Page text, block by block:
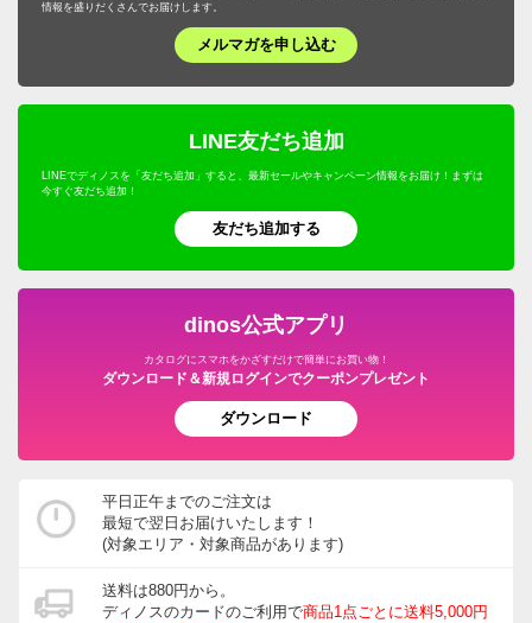
情報を盛りだくさんでお届けします。
メルマガを申し込む
LINE友だち追加
LINEでディノスを「友だち追加」すると、最新セールやキャンペーン情報をお届け！まずは
今すぐ友だち追加！
友だち追加する
dinos公式アプリ
カタログにスマホをかざすだけで簡単にお買い物！
ダウンロード＆新規ログインでクーポンプレゼント
ダウンロード
平日正午までのご注文は
最短で翌日お届けいたします！
(対象エリア・対象商品があります)
送料は880円から。
ディノスのカードのご利用で商品1点ごとに送料5,000円